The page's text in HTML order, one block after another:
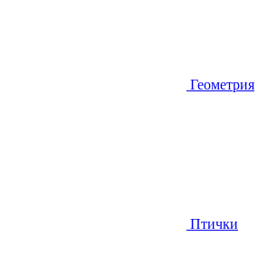
Геометрия
Птички